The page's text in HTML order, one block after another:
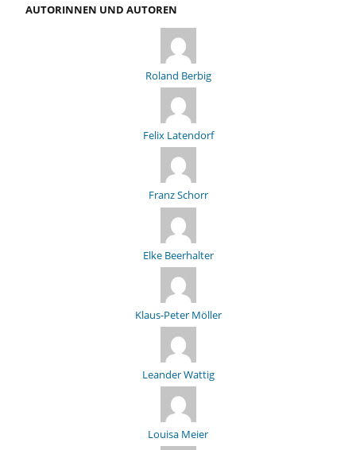
AUTORINNEN UND AUTOREN
Roland Berbig
Felix Latendorf
Franz Schorr
Elke Beerhalter
Klaus-Peter Möller
Leander Wattig
Louisa Meier